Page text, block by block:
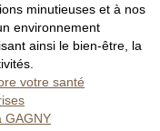
minutieuses et à nos
environnement
ainsi le bien-être, la
votre santé
GAGNY